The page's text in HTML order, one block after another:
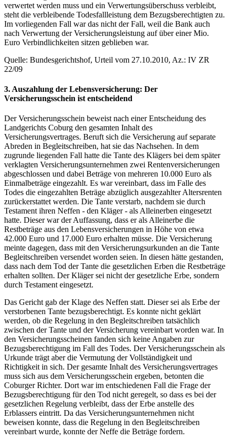
verwertet werden muss und ein Verwertungsüberschuss verbleibt,
steht die verbleibende Todesfallleistung dem Bezugsberechtigten zu.
Im vorliegenden Fall war das nicht der Fall, weil die Bank auch
nach Verwertung der Versicherungsleistung auf über einer Mio.
Euro Verbindlichkeiten sitzen geblieben war.
Quelle: Bundesgerichtshof, Urteil vom 27.10.2010, Az.: IV ZR
22/09
3. Auszahlung der Lebensversicherung: Der
Versicherungsschein ist entscheidend
Der Versicherungsschein beweist nach einer Entscheidung des
Landgerichts Coburg den gesamten Inhalt des
Versicherungsvertrages. Beruft sich die Versicherung auf separate
Abreden in Begleitschreiben, hat sie das Nachsehen. In dem
zugrunde liegenden Fall hatte die Tante des Klägers bei dem später
verklagten Versicherungsunternehmen zwei Rentenversicherungen
abgeschlossen und dabei Beträge von mehreren 10.000 Euro als
Einmalbeträge eingezahlt. Es war vereinbart, dass im Falle des
Todes die eingezahlten Beträge abzüglich ausgezahlter Altersrenten
zurückerstattet werden. Die Tante verstarb, nachdem sie durch
Testament ihren Neffen - den Kläger - als Alleinerben eingesetzt
hatte. Dieser war der Auffassung, dass er als Alleinerbe die
Restbeträge aus den Lebensversicherungen in Höhe von etwa
42.000 Euro und 17.000 Euro erhalten müsse. Die Versicherung
meinte dagegen, dass mit den Versicherungsurkunden an die Tante
Begleitschreiben versendet worden seien. In diesen hätte gestanden,
dass nach dem Tod der Tante die gesetzlichen Erben die Restbeträge
erhalten sollten. Der Kläger sei nicht der gesetzliche Erbe, sondern
durch Testament eingesetzt.
Das Gericht gab der Klage des Neffen statt. Dieser sei als Erbe der
verstorbenen Tante bezugsberechtigt. Es konnte nicht geklärt
werden, ob die Regelung in den Begleitschreiben tatsächlich
zwischen der Tante und der Versicherung vereinbart worden war. In
den Versicherungsscheinen fanden sich keine Angaben zur
Bezugsberechtigung im Fall des Todes. Der Versicherungsschein als
Urkunde trägt aber die Vermutung der Vollständigkeit und
Richtigkeit in sich. Der gesamte Inhalt des Versicherungsvertrages
muss sich aus dem Versicherungsschein ergeben, betonten die
Coburger Richter. Dort war im entschiedenen Fall die Frage der
Bezugsberechtigung für den Tod nicht geregelt, so dass es bei der
gesetzlichen Regelung verbleibt, dass der Erbe anstelle des
Erblassers eintritt. Da das Versicherungsunternehmen nicht
beweisen konnte, dass die Regelung in den Begleitschreiben
vereinbart wurde, konnte der Neffe die Beträge fordern.